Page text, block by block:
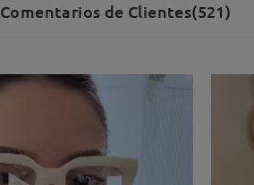
Comentarios de Clientes(521)